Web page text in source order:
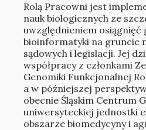
Rolą Pracowni jest
nauk biologicznych ze
uwzględnieniem osiągnięć
bioinformatyki na gruncie
sądowych i legislacji. Jej
współpracy z członkami
Genomiki Funkcjonalnej
a w późniejszej
obecnie Śląskim Centrum
uniwersyteckiej jednostki
obszarze biomedycyny i